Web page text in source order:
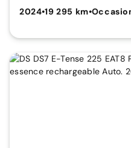
2024•19 295 km•